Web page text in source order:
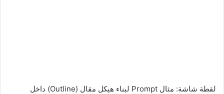
لقطة شاشة: مثال Prompt لبناء هيكل مقال (Outline) داخل